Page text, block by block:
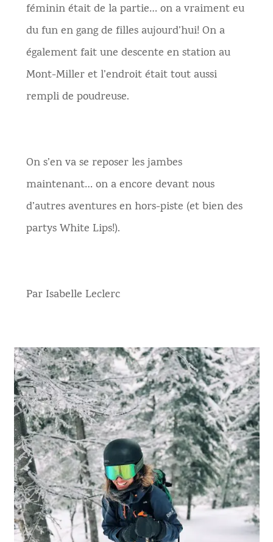
féminin était de la partie… on a vraiment eu
du fun en gang de filles aujourd’hui! On a
également fait une descente en station au
Mont-Miller et l’endroit était tout aussi
rempli de poudreuse.
On s’en va se reposer les jambes
maintenant… on a encore devant nous
d’autres aventures en hors-piste (et bien des
partys White Lips!).
Par Isabelle Leclerc